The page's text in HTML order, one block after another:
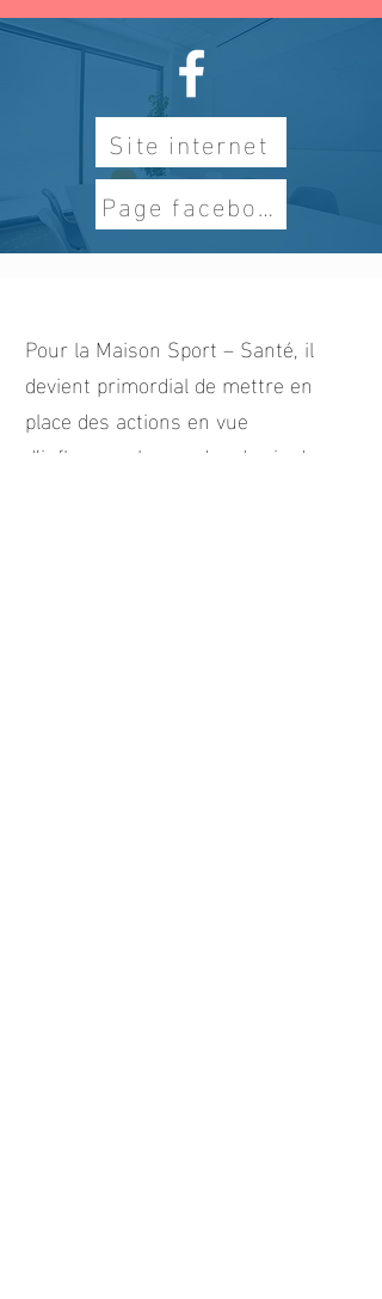
Site internet
Page facebook
Pour la Maison Sport – Santé, il
devient primordial de mettre en
place des actions en vue
d’influencer les modes de vie dans